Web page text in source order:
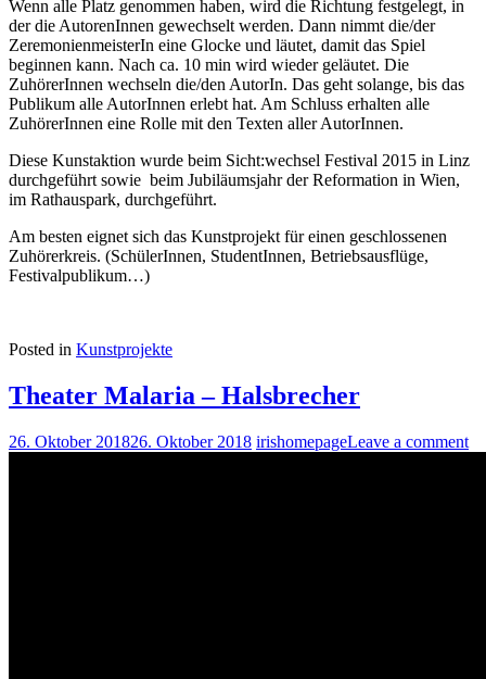
Wenn alle Platz genommen haben, wird die Richtung festgelegt, in
der die AutorenInnen gewechselt werden. Dann nimmt die/der
ZeremonienmeisterIn eine Glocke und läutet, damit das Spiel
beginnen kann. Nach ca. 10 min wird wieder geläutet. Die
ZuhörerInnen wechseln die/den AutorIn. Das geht solange, bis das
Publikum alle AutorInnen erlebt hat. Am Schluss erhalten alle
ZuhörerInnen eine Rolle mit den Texten aller AutorInnen.
Diese Kunstaktion wurde beim Sicht:wechsel Festival 2015 in Linz
durchgeführt sowie beim Jubiläumsjahr der Reformation in Wien,
im Rathauspark, durchgeführt.
Am besten eignet sich das Kunstprojekt für einen geschlossenen
Zuhörerkreis. (SchülerInnen, StudentInnen, Betriebsausflüge,
Festivalpublikum…)
Posted in Kunstprojekte
Theater Malaria – Halsbrecher
26. Oktober 201826. Oktober 2018 irishomepageLeave a comment